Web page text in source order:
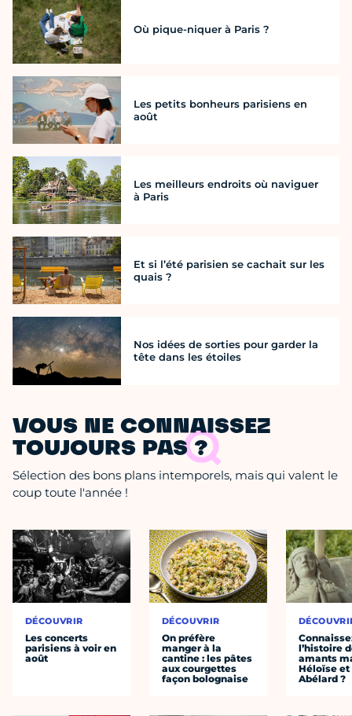
Où pique-niquer à Paris ?
Les petits bonheurs parisiens en
août
Les meilleurs endroits où naviguer
à Paris
Et si l’été parisien se cachait sur les
quais ?
Nos idées de sorties pour garder la
tête dans les étoiles
VOUS NE CONNAISSEZ
TOUJOURS PAS ?
Sélection des bons plans intemporels, mais qui valent le
coup toute l'année !
DÉCOUVRIR
Les concerts
parisiens à voir en
août
DÉCOUVRIR
On préfère
manger à la
cantine : les pâtes
aux courgettes
façon bolognaise
l’histoire
amants
Héloïse et
Abélard ?